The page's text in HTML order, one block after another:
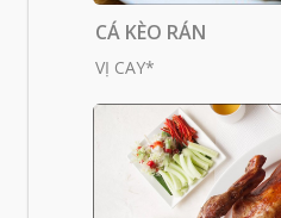
CÁ KÈO RÁN
VỊ CAY*